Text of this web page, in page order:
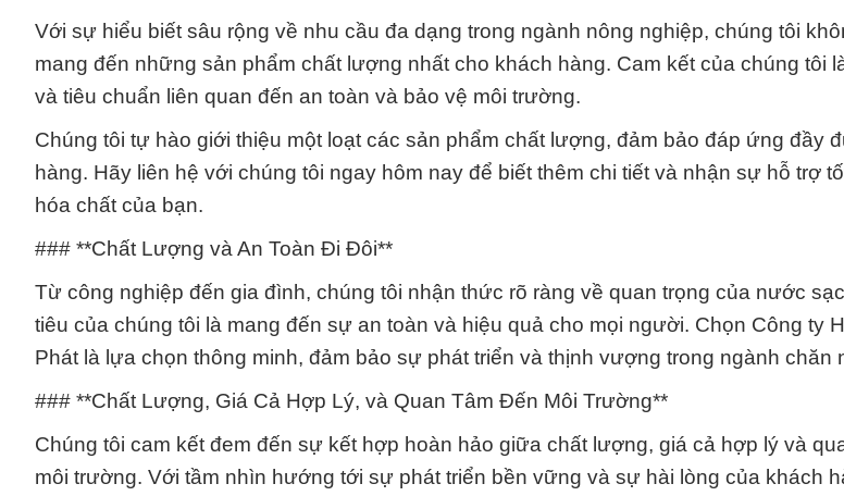
Với sự hiểu biết sâu rộng về nhu cầu đa dạng trong ngành nông nghiệp, chúng tôi
mang đến những sản phẩm chất lượng nhất cho khách hàng. Cam kết của chúng tôi
và tiêu chuẩn liên quan đến an toàn và bảo vệ môi trường.
Chúng tôi tự hào giới thiệu một loạt các sản phẩm chất lượng, đảm bảo đáp ứng đầy
hàng. Hãy liên hệ với chúng tôi ngay hôm nay để biết thêm chi tiết và nhận sự hỗ trợ
hóa chất của bạn.
### **Chất Lượng và An Toàn Đi Đôi**
Từ công nghiệp đến gia đình, chúng tôi nhận thức rõ ràng về quan trọng của nước
tiêu của chúng tôi là mang đến sự an toàn và hiệu quả cho mọi người. Chọn Công ty
Phát là lựa chọn thông minh, đảm bảo sự phát triển và thịnh vượng trong ngành chăn
### **Chất Lượng, Giá Cả Hợp Lý, và Quan Tâm Đến Môi Trường**
Chúng tôi cam kết đem đến sự kết hợp hoàn hảo giữa chất lượng, giá cả hợp lý và
môi trường. Với tầm nhìn hướng tới sự phát triển bền vững và sự hài lòng của khách